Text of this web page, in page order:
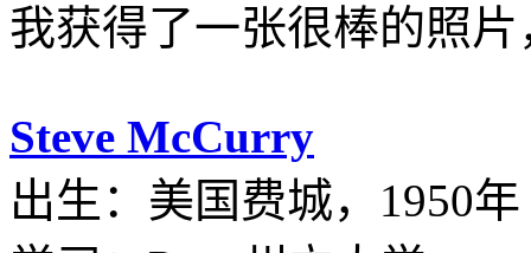
我获得了一张很棒的照
Steve McCurry
出生：美国费城，1950年